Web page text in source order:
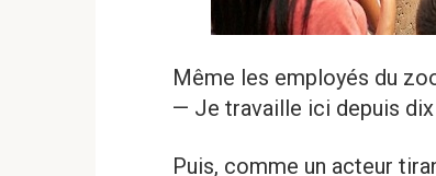
Même les employés du zoo
— Je travaille ici depuis dix
Puis, comme un acteur